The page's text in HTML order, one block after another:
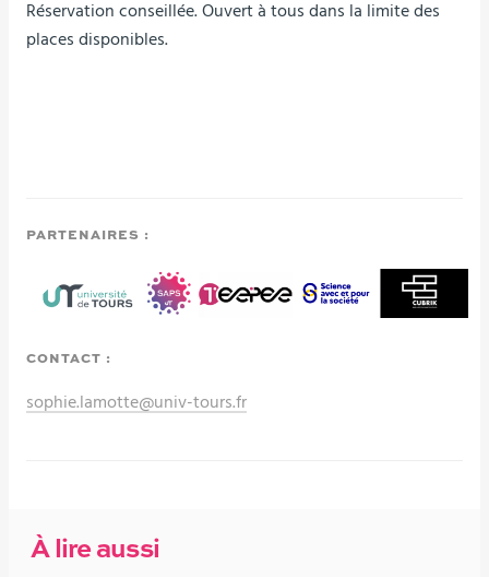
Réservation conseillée. Ouvert à tous dans la limite des
places disponibles.
PARTENAIRES :
CONTACT :
sophie.lamotte@univ-tours.fr
À lire aussi